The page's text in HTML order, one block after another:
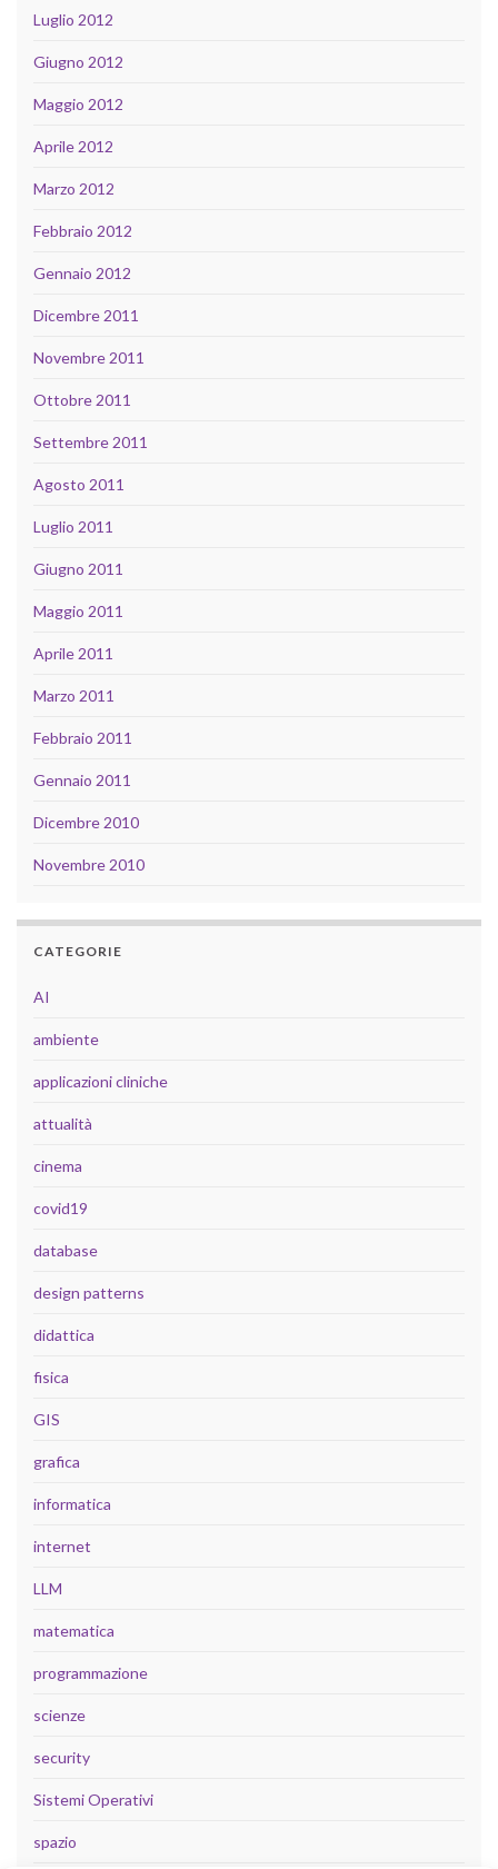
Luglio 2012
Giugno 2012
Maggio 2012
Aprile 2012
Marzo 2012
Febbraio 2012
Gennaio 2012
Dicembre 2011
Novembre 2011
Ottobre 2011
Settembre 2011
Agosto 2011
Luglio 2011
Giugno 2011
Maggio 2011
Aprile 2011
Marzo 2011
Febbraio 2011
Gennaio 2011
Dicembre 2010
Novembre 2010
CATEGORIE
AI
ambiente
applicazioni cliniche
attualità
cinema
covid19
database
design patterns
didattica
fisica
GIS
grafica
informatica
internet
LLM
matematica
programmazione
scienze
security
Sistemi Operativi
spazio